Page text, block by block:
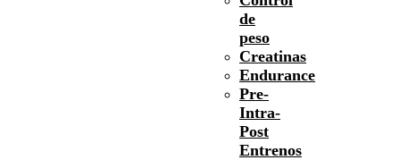
de
peso
Creatinas
Endurance
Pre-
Intra-
Post
Entrenos